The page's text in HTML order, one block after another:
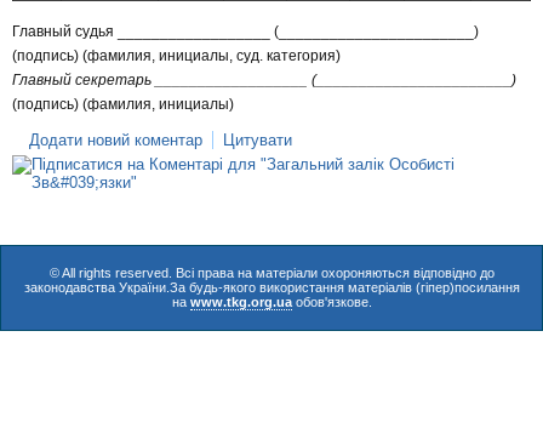
Главный судья __________________ (_______________________)
(подпись) (фамилия, инициалы, суд. категория)
Главный секретарь __________________ (_______________________)
(подпись) (фамилия, инициалы)
Додати новий коментар Цитувати
© All rights reserved. Всі права на матеріали охороняються відповідно до
законодавства України.За будь-якого використання матеріалів (гіпер)посилання
на www.tkg.org.uaобов'язкове.